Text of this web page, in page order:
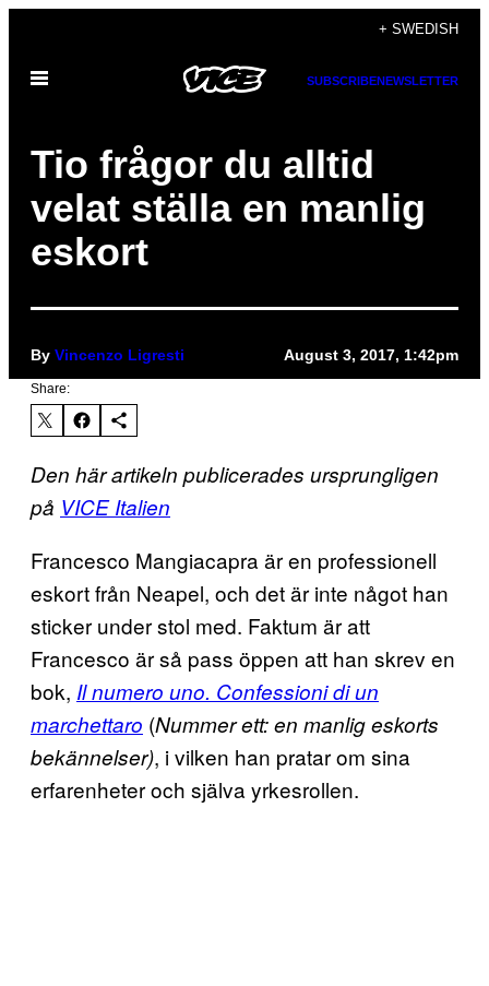
content
+ SWEDISH
Open
SUBSCRIBENEWSLETTER
Tio frågor du alltid
velat ställa en manlig
eskort
By Vincenzo Ligresti August 3, 2017, 1:42pm
Share:
Den här artikeln publicerades ursprungligen
på VICE Italien
Francesco Mangiacapra är en professionell
eskort från Neapel, och det är inte något han
sticker under stol med. Faktum är att
Francesco är så pass öppen att han skrev en
bok, Il numero uno. Confessioni di un
marchettaro (Nummer ett: en manlig eskorts
bekännelser), i vilken han pratar om sina
erfarenheter och själva yrkesrollen.